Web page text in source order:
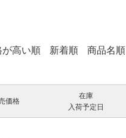
が高い順 新着順 商品名順
価格
在庫
入荷予定日